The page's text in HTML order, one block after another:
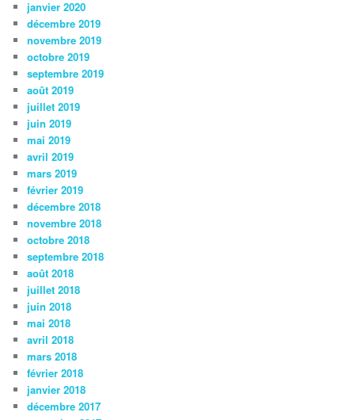
janvier 2020
décembre 2019
novembre 2019
octobre 2019
septembre 2019
août 2019
juillet 2019
juin 2019
mai 2019
avril 2019
mars 2019
février 2019
décembre 2018
novembre 2018
octobre 2018
septembre 2018
août 2018
juillet 2018
juin 2018
mai 2018
avril 2018
mars 2018
février 2018
janvier 2018
décembre 2017